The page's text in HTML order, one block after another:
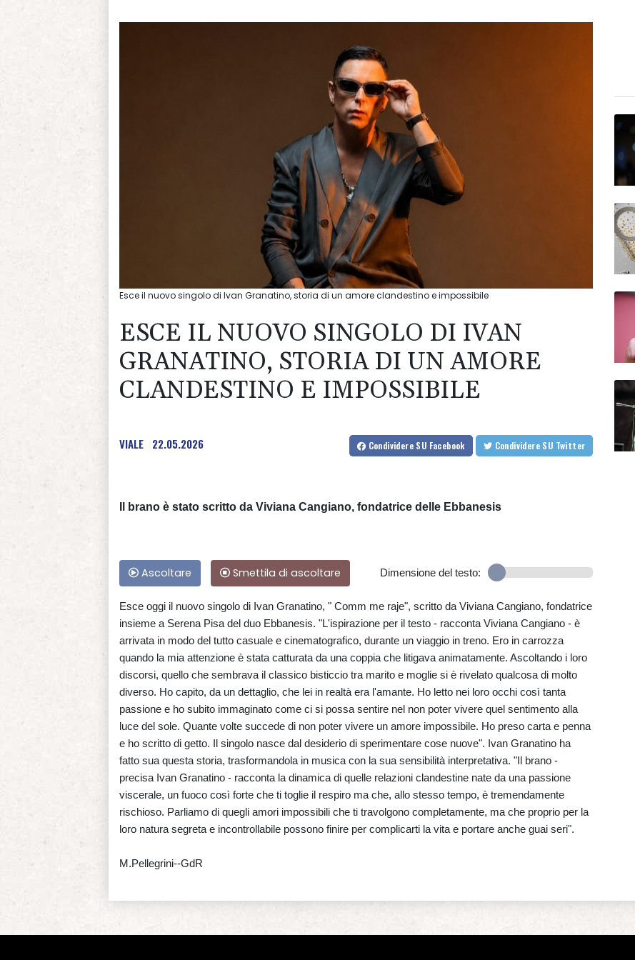
Esce il nuovo singolo di Ivan Granatino, storia di un amore clandestino e impossibile
ESCE IL NUOVO SINGOLO DI IVAN
GRANATINO, STORIA DI UN AMORE
CLANDESTINO E IMPOSSIBILE
VIALE 22.05.2026 Condividere SU Facebook Condividere SU Twitter
Il brano è stato scritto da Viviana Cangiano, fondatrice delle Ebbanesis
Ascoltare Smettila di ascoltare Dimensione del testo:
Esce oggi il nuovo singolo di Ivan Granatino, " Comm me raje", scritto da Viviana Cangiano, fondatrice
insieme a Serena Pisa del duo Ebbanesis. "L'ispirazione per il testo - racconta Viviana Cangiano - è
arrivata in modo del tutto casuale e cinematografico, durante un viaggio in treno. Ero in carrozza
quando la mia attenzione è stata catturata da una coppia che litigava animatamente. Ascoltando i loro
discorsi, quello che sembrava il classico bisticcio tra marito e moglie si è rivelato qualcosa di molto
diverso. Ho capito, da un dettaglio, che lei in realtà era l'amante. Ho letto nei loro occhi così tanta
passione e ho subito immaginato come ci si possa sentire nel non poter vivere quel sentimento alla
luce del sole. Quante volte succede di non poter vivere un amore impossibile. Ho preso carta e penna
e ho scritto di getto. Il singolo nasce dal desiderio di sperimentare cose nuove". Ivan Granatino ha
fatto sua questa storia, trasformandola in musica con la sua sensibilità interpretativa. "Il brano -
precisa Ivan Granatino - racconta la dinamica di quelle relazioni clandestine nate da una passione
viscerale, un fuoco così forte che ti toglie il respiro ma che, allo stesso tempo, è tremendamente
rischioso. Parliamo di quegli amori impossibili che ti travolgono completamente, ma che proprio per la
loro natura segreta e incontrollabile possono finire per complicarti la vita e portare anche guai seri".
M.Pellegrini--GdR